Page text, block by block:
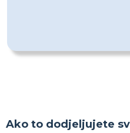
Ako to dodjeljujete